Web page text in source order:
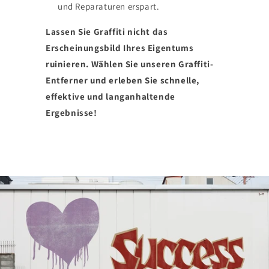
und Reparaturen erspart.
Lassen Sie Graffiti nicht das
Erscheinungsbild Ihres Eigentums
ruinieren. Wählen Sie unseren Graffiti-
Entferner und erleben Sie schnelle,
effektive und langanhaltende
Ergebnisse!